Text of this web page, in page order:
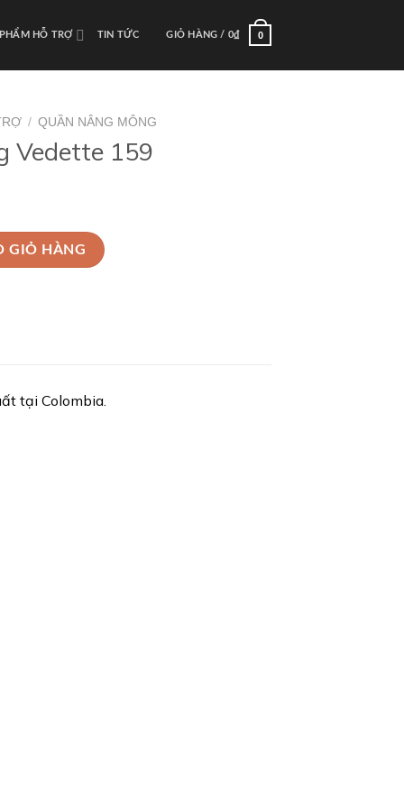
HỖ TRỢ TIN TỨC GIỎ HÀNG / 0₫ 0
/ QUẦN NÂNG MÔNG
Vedette 159
GIỎ HÀNG
tại Colombia.